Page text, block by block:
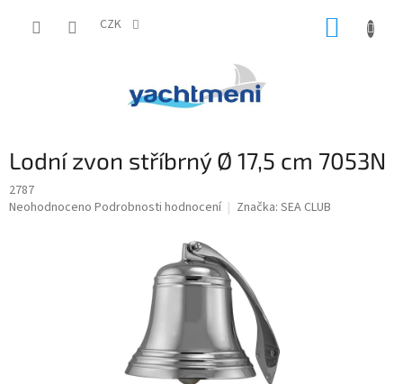
CZK
Lodní zvon stříbrný Ø 17,5 cm 7053N
2787
Průměrné
Neohodnoceno Podrobnosti hodnocení Značka: SEA CLUB